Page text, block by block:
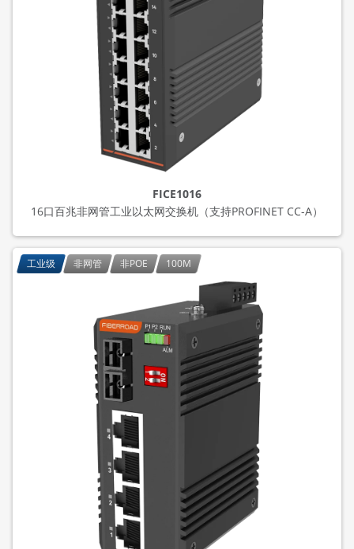
FICE1016
16口百兆非网管工业以太网交换机（支持PROFINET CC-A）
工业级 非网管 非POE 100M